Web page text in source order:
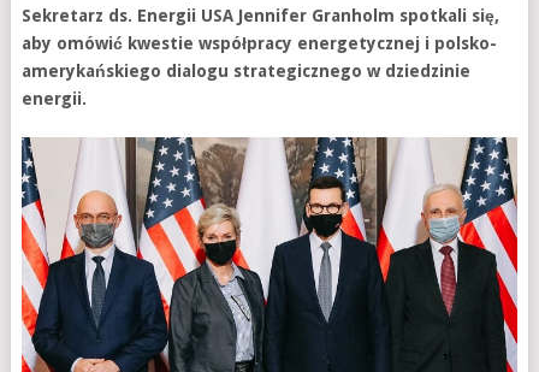
Sekretarz ds. Energii USA Jennifer Granholm spotkali się,
aby omówić kwestie współpracy energetycznej i polsko-
amerykańskiego dialogu strategicznego w dziedzinie
energii.